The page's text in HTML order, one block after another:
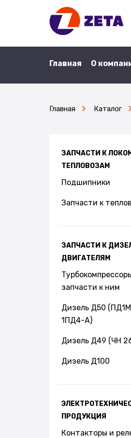
Главная О
Главная Каталог
ЗАПЧАСТИ К
ТЕПЛОВОЗАМ
Подшипники
Запчасти к
ЗАПЧАСТИ К
ДВИГАТЕЛЯМ
запчасти к ним
Дизель Д50
1ПД4-А)
Дизель Д49 (ЧН
Дизель Д100
ПРОДУКЦИЯ
Контакторы и